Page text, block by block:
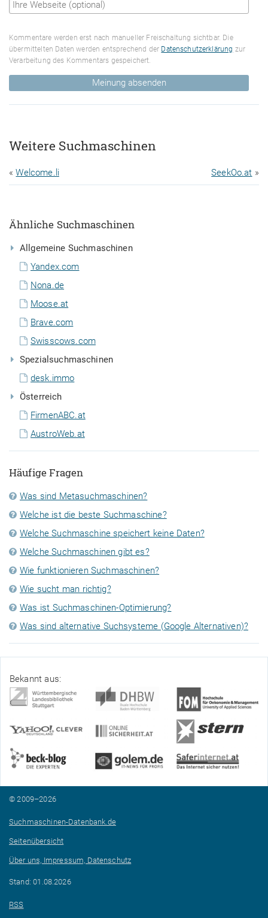
Kommentare werden erst nach manueller Freischaltung sichtbar. Die
übermittelten Daten werden entsprechend der Datenschutzerklärung zur
Verarbeitung des Kommentars gespeichert.
Meinung absenden
Weitere Suchmaschinen
«Welcome.li SeekOo.at »
Ähnliche Suchmaschinen
Allgemeine Suchmaschinen
Yandex.com
Nona.de
Moose.at
Brave.com
Swisscows.com
Spezialsuchmaschinen
desk.immo
Österreich
FirmenABC.at
AustroWeb.at
Häufige Fragen
Was sind Metasuchmaschinen?
Welche ist die beste Suchmaschine?
Welche Suchmaschine speichert keine Daten?
Welche Suchmaschinen gibt es?
Wie funktionieren Suchmaschinen?
Wie sucht man richtig?
Was ist Suchmaschinen-Optimierung?
Was sind alternative Suchsysteme (Google Alternativen)?
Bekannt aus:
© 2009–2026
Suchmaschinen-Datenbank.de
Seitenübersicht
Über uns, Impressum, Datenschutz
Stand: 01.08.2026
RSS